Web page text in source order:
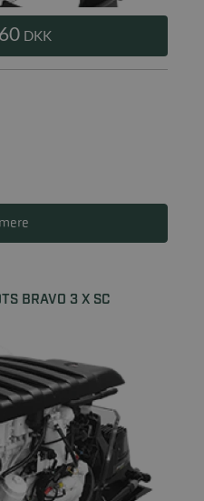
DKK
BRAVO 3 X SC